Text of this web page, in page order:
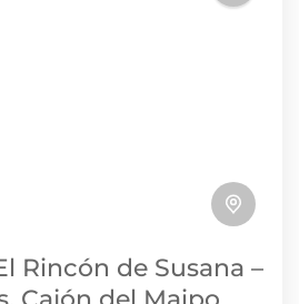
Rincón de Susana –